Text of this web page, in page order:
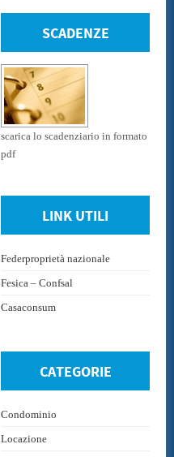
SCADENZE
scarica lo scadenziario in formato
pdf
LINK UTILI
Federproprietà nazionale
Fesica – Confsal
Casaconsum
CATEGORIE
Condominio
Locazione